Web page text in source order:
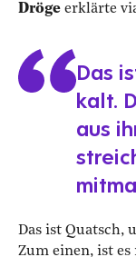
Dröge erklärte
Das
kalt.
aus
Das ist Quatsch,
Zum einen, ist